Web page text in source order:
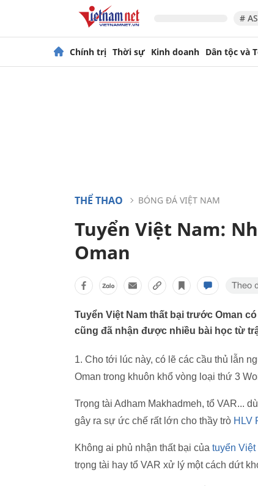
#
Chính trị Thời sự Kinh doanh Dân tộc và
THỂ THAO BÓNG ĐÁ VIỆT NAM
Tuyển Việt Nam:
Oman
Tuyển Việt Nam thất bại trước Oman
cũng đã nhận được nhiều bài học từ
1. Cho tới lúc này, có lẽ các cầu thủ lẫn
Oman trong khuôn khổ vòng loại thứ 3
Trọng tài Adham Makhadmeh, tổ VAR...
gây ra sự ức chế rất lớn cho thầy trò HLV
Không ai phủ nhận thất bại của tuyển Việt
trọng tài hay tổ VAR xử lý một cách dứt